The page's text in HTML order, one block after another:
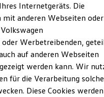
und Updates
ID.
Internetgeräts. Die
anderen Webseiten oder
oder Werbetreibenden,
auf anderen Webseiten
werden kann. Wir
für die Verarbeitung
Diese Cookies